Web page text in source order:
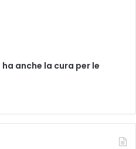
ha anche la cura per le